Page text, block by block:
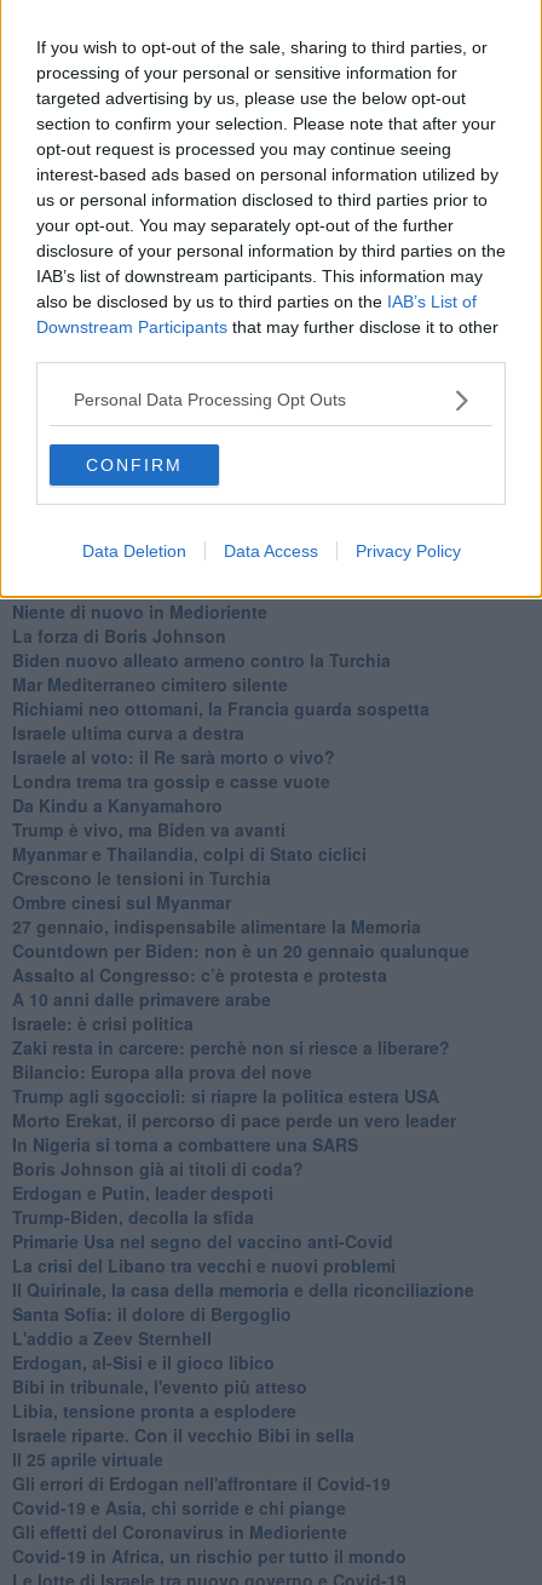
If you wish to opt-out of the sale, sharing to third parties, or
processing of your personal or sensitive information for
targeted advertising by us, please use the below opt-out
section to confirm your selection. Please note that after your
opt-out request is processed you may continue seeing
interest-based ads based on personal information utilized by
us or personal information disclosed to third parties prior to
your opt-out. You may separately opt-out of the further
disclosure of your personal information by third parties on the
IAB’s list of downstream participants. This information may
also be disclosed by us to third parties on the IAB’s List of
Downstream Participants that may further disclose it to other
Personal Data Processing Opt Outs
CONFIRM
Data Deletion Data Access Privacy Policy
Crisi Corona, crisi Johnson, problemi post Brexit
Capitol Hill un anno dopo
Desmond Tutu "la voce dei senza voce"
Natale da incubo per Boris Johnson
La questione Ucraina
Cipro, un ponte dove si mischiano le culture
Una vigilia di Natale per un nuovo Rais
La questione israelo-palestinese ignorata dal G20
Erdogan continua a sfidare l'Occidente
Libano, collasso economico e guerra civile
Johnson, da Trump a Biden alla Brexit
L'AUKUS e il Quad
Biden, primo presidente USA non in guerra
Papa Bergoglio vedrà Viktor Orbán
Bennet, un giorno in attesa di Biden
​La lenta agonia del Libano
Sudafrica, è allarme alimentare
Usa di nuovo al centro della geopolitica internazionale
La farsa delle elezioni in Siria
In Medioriente non ci sono favole, solo realtà
Niente di nuovo in Medioriente
La forza di Boris Johnson
Biden nuovo alleato armeno contro la Turchia
Mar Mediterraneo cimitero silente
Richiami neo ottomani, la Francia guarda sospetta
Israele ultima curva a destra
Israele al voto: il Re sarà morto o vivo?
Londra trema tra gossip e casse vuote
Da Kindu a Kanyamahoro
Trump è vivo, ma Biden va avanti
Myanmar e Thailandia, colpi di Stato ciclici
Crescono le tensioni in Turchia
Ombre cinesi sul Myanmar
27 gennaio, indispensabile alimentare la Memoria
Countdown per Biden: non è un 20 gennaio qualunque
Assalto al Congresso: c’è protesta e protesta
A 10 anni dalle primavere arabe
Israele: è crisi politica
Zaki resta in carcere: perchè non si riesce a liberare?
Bilancio: Europa alla prova del nove
Trump agli sgoccioli: si riapre la politica estera USA
Morto Erekat, il percorso di pace perde un vero leader
In Nigeria si torna a combattere una SARS
Boris Johnson già ai titoli di coda?
Erdogan e Putin, leader despoti
Trump-Biden, decolla la sfida
Primarie Usa nel segno del vaccino anti-Covid
La crisi del Libano tra vecchi e nuovi problemi
Il Quirinale, la casa della memoria e della riconciliazione
Santa Sofia: il dolore di Bergoglio
L'addio a ​Zeev Sternhell
Erdogan, al-Sisi e il gioco libico
Bibi in tribunale, l'evento più atteso
Libia, tensione pronta a esplodere
Israele riparte. Con il vecchio Bibi in sella
Il 25 aprile virtuale
Gli errori di Erdogan nell'affrontare il Covid-19
Covid-19 e Asia, chi sorride e chi piange
Gli effetti del Coronavirus in Medioriente
Covid-19 in Africa, un rischio per tutto il mondo
Le lotte di Israele tra nuovo governo e Covid-19